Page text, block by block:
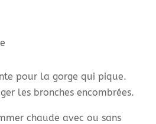
pour la gorge qui pique.
les bronches encombrées.
chaude avec ou sans